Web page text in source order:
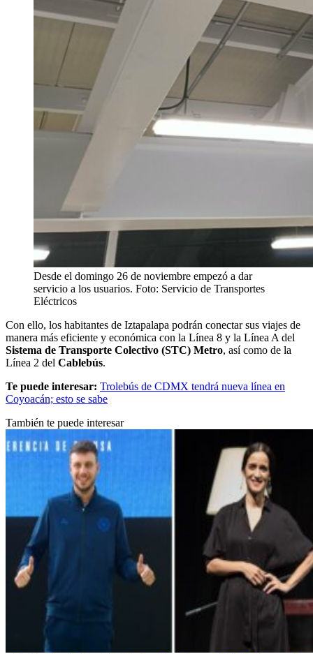
Desde el domingo 26 de noviembre empezó a dar
servicio a los usuarios. Foto: Servicio de Transportes
Eléctricos
Con ello, los habitantes de Iztapalapa podrán conectar sus viajes de
manera más eficiente y económica con la Línea 8 y la Línea A del
Sistema de Transporte Colectivo (STC) Metro, así como de la
Línea 2 del Cablebús.
Te puede interesar: Trolebús de CDMX tendrá nueva línea en
Coyoacán; esto se sabe
También te puede interesar